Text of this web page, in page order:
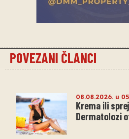
POVEZANI ČLANCI
08.08.2026. u
Krema ili
Dermatolozi